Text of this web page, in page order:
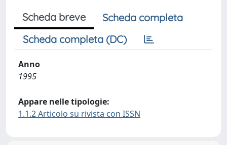
Scheda breve
Scheda completa
Scheda completa (DC)
Anno
1995
Appare nelle tipologie:
1.1.2 Articolo su rivista con ISSN